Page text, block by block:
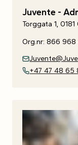
Juvente -
Torggata 1, 0181
Org.nr: 866 968
+47 47 48 65